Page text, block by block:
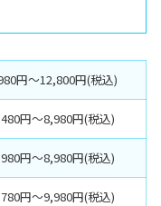
円〜12,800円(税込)
円〜8,980円(税込)
円〜8,980円(税込)
円〜9,980円(税込)